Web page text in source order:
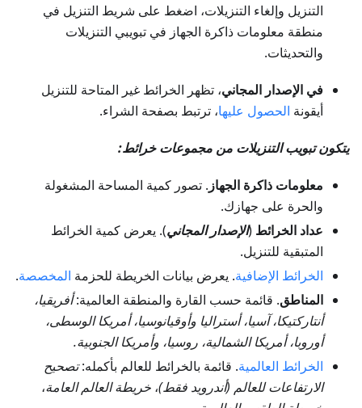
التنزيل وإلغاء التنزيلات، اضغط على شريط التنزيل في
منطقة معلومات ذاكرة الجهاز في تبويبي التنزيلات
والتحديثات.
في الإصدار المجاني، تظهر الخرائط غير المتاحة للتنزيل
أيقونة الحصول عليها، ترتبط بصفحة الشراء.
يتكون تبويب التنزيلات من مجموعات خرائط:
معلومات ذاكرة الجهاز . تصور كمية المساحة المشغولة
والحرة على جهازك.
عداد الخرائط (الإصدار المجاني). يعرض كمية الخرائط
المتبقية للتنزيل.
الخرائط الإضافية. يعرض بيانات الخريطة للحزمة المخصصة.
المناطق. قائمة حسب القارة والمنطقة العالمية:أفريقيا،
أنتاركتيكا، آسيا، أستراليا وأوقيانوسيا، أمريكا الوسطى،
أوروبا، أمريكا الشمالية، روسيا، وأمريكا الجنوبية.
الخرائط العالمية. قائمة بالخرائط للعالم بأكمله:تصحيح
الارتفاعات للعالم (أندرويد فقط)، خريطة العالم العامة،